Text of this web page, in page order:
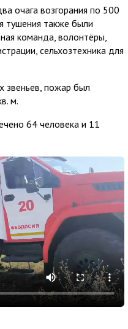
очага возгорания по 500
тушения также были
команда, волонтёры,
сельхозтехника для
звеньев, пожар был
м.
64 человека и 11